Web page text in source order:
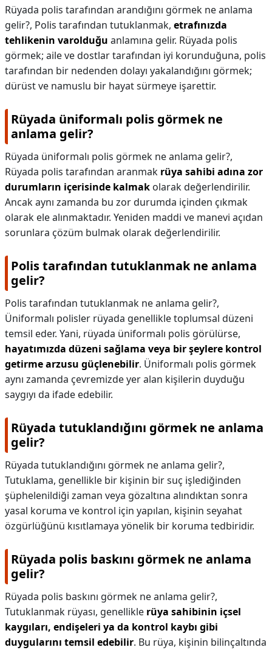
Rüyada polis tarafından arandığını görmek ne anlama
gelir?, Polis tarafından tutuklanmak, etrafınızda
tehlikenin varolduğu anlamına gelir. Rüyada polis
görmek; aile ve dostlar tarafından iyi korunduğuna, polis
tarafından bir nedenden dolayı yakalandığını görmek;
dürüst ve namuslu bir hayat sürmeye işarettir.
Rüyada üniformalı polis görmek ne
anlama gelir?
Rüyada üniformalı polis görmek ne anlama gelir?,
Rüyada polis tarafından aranmak rüya sahibi adına zor
durumların içerisinde kalmak olarak değerlendirilir.
Ancak aynı zamanda bu zor durumda içinden çıkmak
olarak ele alınmaktadır. Yeniden maddi ve manevi açıdan
sorunlara çözüm bulmak olarak değerlendirilir.
Polis tarafından tutuklanmak ne anlama
gelir?
Polis tarafından tutuklanmak ne anlama gelir?,
Üniformalı polisler rüyada genellikle toplumsal düzeni
temsil eder. Yani, rüyada üniformalı polis görülürse,
hayatımızda düzeni sağlama veya bir şeylere kontrol
getirme arzusu güçlenebilir. Üniformalı polis görmek
aynı zamanda çevremizde yer alan kişilerin duyduğu
saygıyı da ifade edebilir.
Rüyada tutuklandığını görmek ne anlama
gelir?
Rüyada tutuklandığını görmek ne anlama gelir?,
Tutuklama, genellikle bir kişinin bir suç işlediğinden
şüphelenildiği zaman veya gözaltına alındıktan sonra
yasal koruma ve kontrol için yapılan, kişinin seyahat
özgürlüğünü kısıtlamaya yönelik bir koruma tedbiridir.
Rüyada polis baskını görmek ne anlama
gelir?
Rüyada polis baskını görmek ne anlama gelir?,
Tutuklanmak rüyası, genellikle rüya sahibinin içsel
kaygıları, endişeleri ya da kontrol kaybı gibi
duygularını temsil edebilir. Bu rüya, kişinin bilinçaltında